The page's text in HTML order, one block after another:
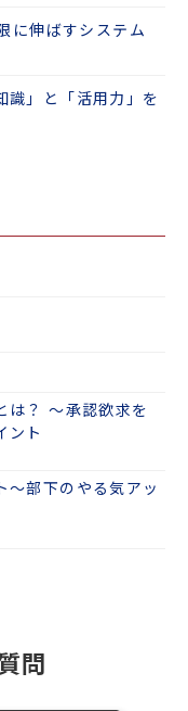
に伸ばすシステム
識」と「活用力」を
は？ ～承認欲求を
ント
～部下のやる気アッ
問